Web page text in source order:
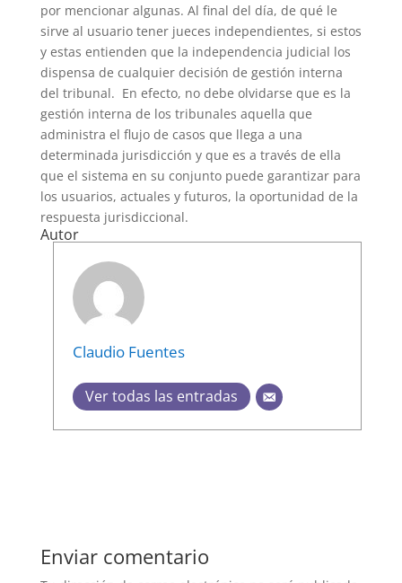
por mencionar algunas. Al final del día, de qué le
sirve al usuario tener jueces independientes, si estos
y estas entienden que la independencia judicial los
dispensa de cualquier decisión de gestión interna
del tribunal. En efecto, no debe olvidarse que es la
gestión interna de los tribunales aquella que
administra el flujo de casos que llega a una
determinada jurisdicción y que es a través de ella
que el sistema en su conjunto puede garantizar para
los usuarios, actuales y futuros, la oportunidad de la
respuesta jurisdiccional.
Autor
Claudio Fuentes
Ver todas las entradas
Enviar comentario